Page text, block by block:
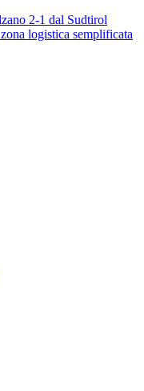
2-1 dal Sudtirol
logistica semplificata